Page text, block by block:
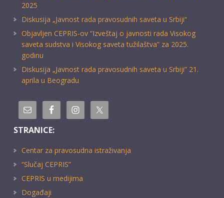
2025
Diskusija „Javnost rada pravosudnih saveta u Srbiji“
Objavljen CEPRIS-ov “Izveštaj o javnosti rada Visokog
saveta sudstva i Visokog saveta tužilaštva” za 2025.
godinu
Diskusija „Javnost rada pravosudnih saveta u Srbiji” 21.
aprila u Beogradu
STRANICE:
Centar za pravosudna istraživanja
“Slučaj CEPRIS”
CEPRIS u medijima
Događaji